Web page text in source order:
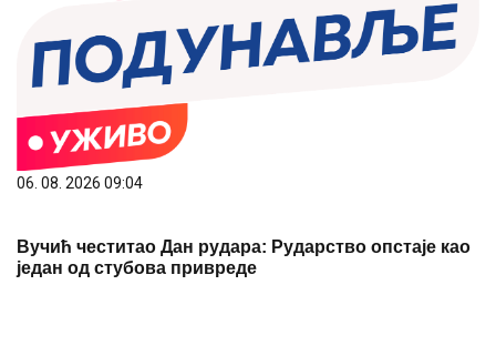
06. 08. 2026 09:04
Вучић честитао Дан рудара: Рударство опстаје као
један од стубова привреде